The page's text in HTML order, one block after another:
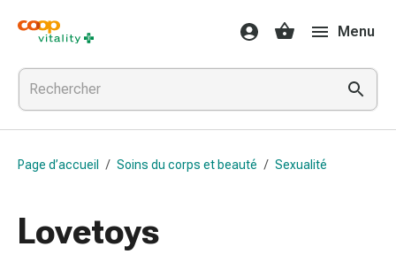
Médicaments
et
santé
Grippe
et
Refroidissement
pour
Médicaments
Menu
Page d’accueil / Soins du corps et beauté / Sexualité
Lovetoys